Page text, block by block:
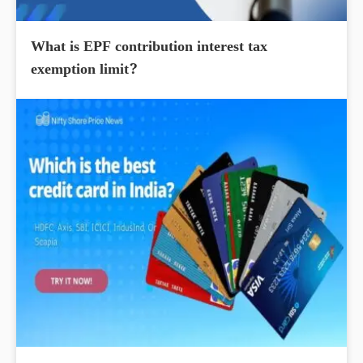
What is EPF contribution interest tax
exemption limit?